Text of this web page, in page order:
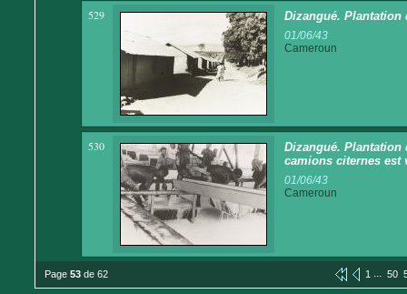
529 Dizangué. Plantation
01/06/43
Cameroun
530
Dizangué. Plantation
camions citernes est
01/06/43
Cameroun
Page 53 de 62 1 ... 50